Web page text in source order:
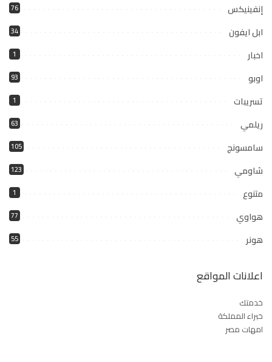
إنفينيكس 76
ابل ايفون 34
اخبار 1
اوبو 93
تسريبات 1
ريلمي 63
سامسونج 105
شاومي 123
متنوع 1
هواوي 77
هونر 55
اعلانات المواقع
خدمتك
خبراء المملكة
امهات مصر